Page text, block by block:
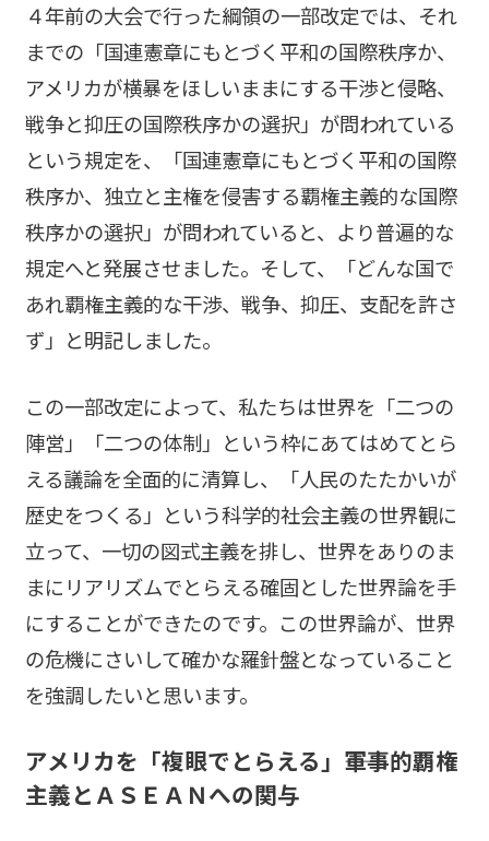
４年前の大会で行った綱領の一部改定では、それ
までの「国連憲章にもとづく平和の国際秩序か、
アメリカが横暴をほしいままにする干渉と侵略、
戦争と抑圧の国際秩序かの選択」が問われている
という規定を、「国連憲章にもとづく平和の国際
秩序か、独立と主権を侵害する覇権主義的な国際
秩序かの選択」が問われていると、より普遍的な
規定へと発展させました。そして、「どんな国で
あれ覇権主義的な干渉、戦争、抑圧、支配を許さ
ず」と明記しました。
この一部改定によって、私たちは世界を「二つの
陣営」「二つの体制」という枠にあてはめてとら
える議論を全面的に清算し、「人民のたたかいが
歴史をつくる」という科学的社会主義の世界観に
立って、一切の図式主義を排し、世界をありのま
まにリアリズムでとらえる確固とした世界論を手
にすることができたのです。この世界論が、世界
の危機にさいして確かな羅針盤となっていること
を強調したいと思います。
アメリカを「複眼でとらえる」――軍事的覇権
主義とＡＳＥＡＮへの関与